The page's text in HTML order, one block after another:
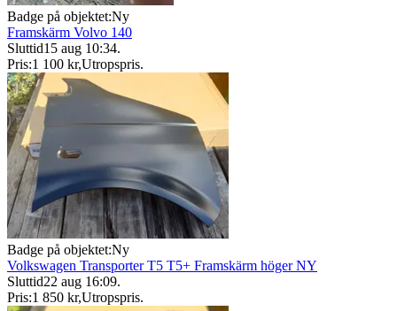
Badge på objektet:Ny
Framskärm Volvo 140
Sluttid15 aug 10:34.
Pris:1 100 kr,Utropspris.
Badge på objektet:Ny
Volkswagen Transporter T5 T5+ Framskärm höger NY
Sluttid22 aug 16:09.
Pris:1 850 kr,Utropspris.